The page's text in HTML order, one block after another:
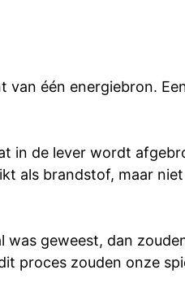
van één energiebron.
in de lever wordt
als brandstof, maar
was geweest, dan
proces zouden onze